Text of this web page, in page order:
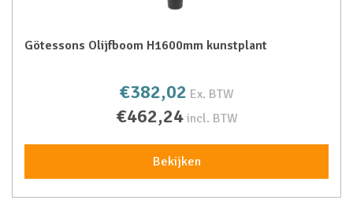
Götessons Olijfboom H1600mm kunstplant
€382,02 Ex. BTW
€462,24 incl. BTW
Bekijken